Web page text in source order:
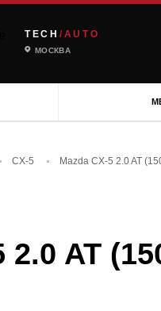
TECH /AUTO
МОСКВА
CX-5 Mazda CX-5 2.0 AT
2.0 AT